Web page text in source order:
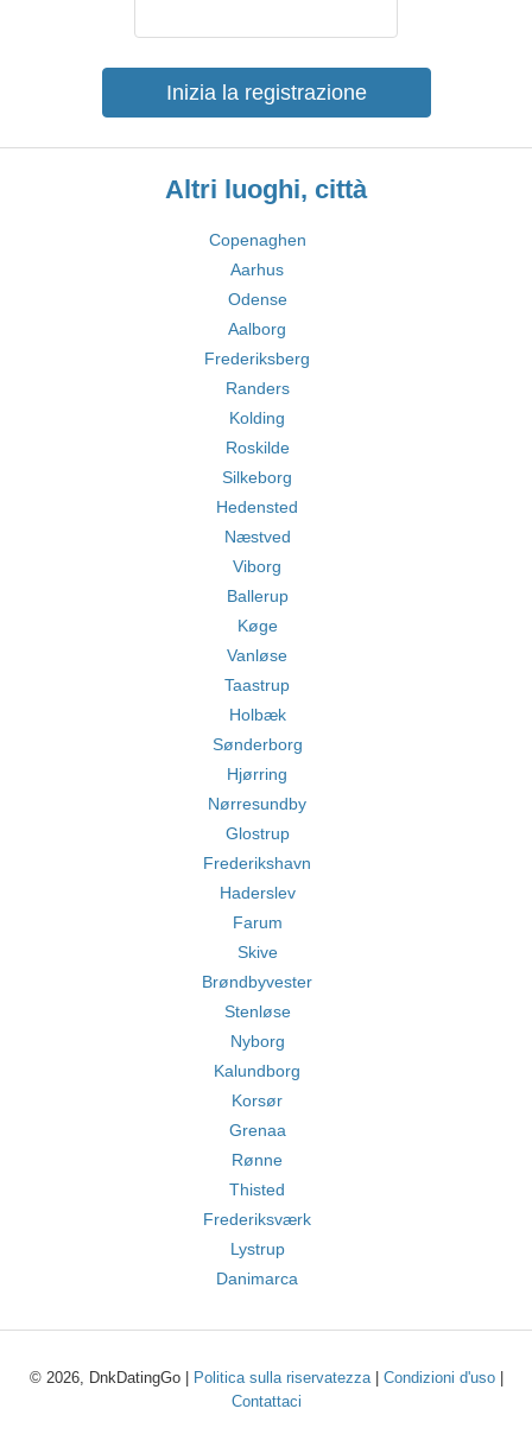
Inizia la registrazione
Altri luoghi, città
Copenaghen
Aarhus
Odense
Aalborg
Frederiksberg
Randers
Kolding
Roskilde
Silkeborg
Hedensted
Næstved
Viborg
Ballerup
Køge
Vanløse
Taastrup
Holbæk
Sønderborg
Hjørring
Nørresundby
Glostrup
Frederikshavn
Haderslev
Farum
Skive
Brøndbyvester
Stenløse
Nyborg
Kalundborg
Korsør
Grenaa
Rønne
Thisted
Frederiksværk
Lystrup
Danimarca
© 2026, DnkDatingGo | Politica sulla riservatezza| Condizioni d'uso|
Contattaci